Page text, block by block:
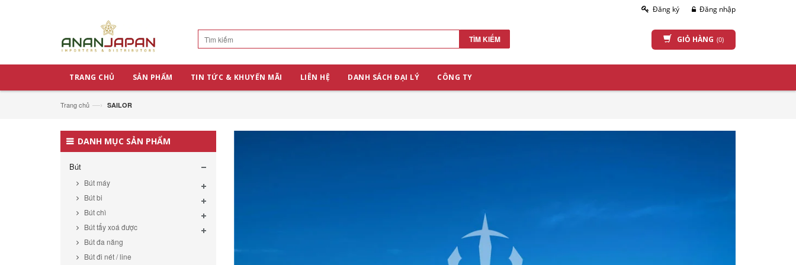
Đăng ký Đăng nhập
TÌM KIẾM GIỎ HÀNG (0)
TRANG CHỦ SẢN PHẨM TIN TỨC & KHUYẾN MÃI LIÊN HỆ DANH SÁCH ĐẠI LÝ CÔNG TY
Trang chủ —› SAILOR
DANH MỤC SẢN PHẨM
Bút
Bút máy
Bút bi
Bút chì
Bút tẩy xoá được
Bút đa năng
Bút đi nét / line